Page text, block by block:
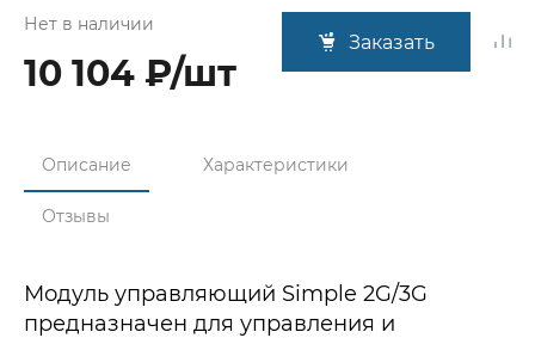
Нет в наличии
10 104 ₽/шт
Заказать
Описание Характеристики
Отзывы
Модуль управляющий Simple 2G/3G
предназначен для управления и